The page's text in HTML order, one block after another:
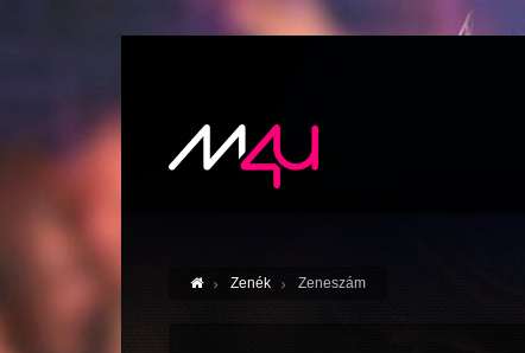
Zenék Zeneszám